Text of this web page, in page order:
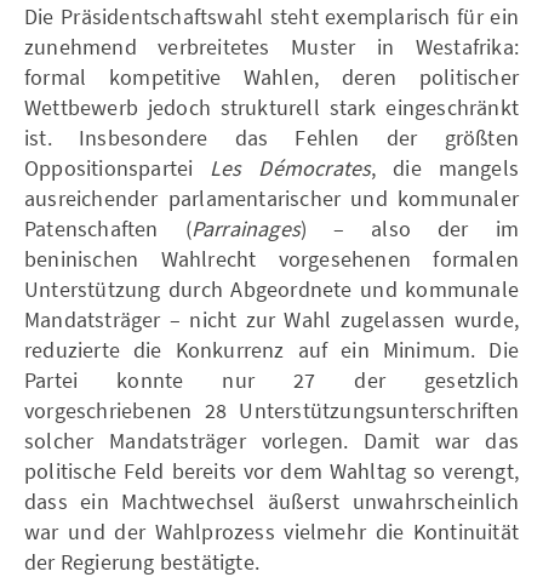
Die Präsidentschaftswahl steht exemplarisch für ein
zunehmend verbreitetes Muster in Westafrika:
formal kompetitive Wahlen, deren politischer
Wettbewerb jedoch strukturell stark eingeschränkt
ist. Insbesondere das Fehlen der größten
Oppositionspartei Les Démocrates, die mangels
ausreichender parlamentarischer und kommunaler
Patenschaften (Parrainages) – also der im
beninischen Wahlrecht vorgesehenen formalen
Unterstützung durch Abgeordnete und kommunale
Mandatsträger – nicht zur Wahl zugelassen wurde,
reduzierte die Konkurrenz auf ein Minimum. Die
Partei konnte nur 27 der gesetzlich
vorgeschriebenen 28 Unterstützungsunterschriften
solcher Mandatsträger vorlegen. Damit war das
politische Feld bereits vor dem Wahltag so verengt,
dass ein Machtwechsel äußerst unwahrscheinlich
war und der Wahlprozess vielmehr die Kontinuität
der Regierung bestätigte.